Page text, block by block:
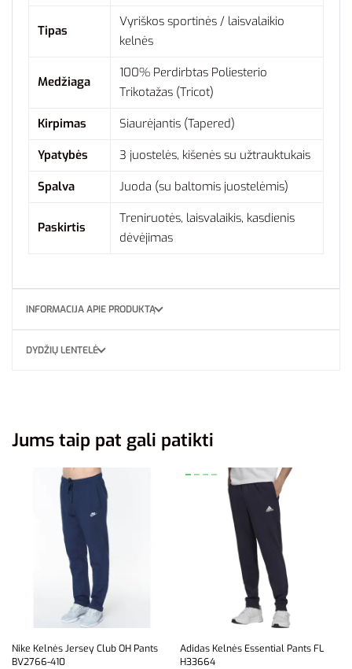
Tipas
Vyriškos sportinės / laisvalaikio
kelnės
Medžiaga
100% Perdirbtas Poliesterio
Trikotažas (Tricot)
Kirpimas
Siaurėjantis (Tapered)
Ypatybės
3 juostelės, kišenės su užtrauktukais
Spalva
Juoda (su baltomis juostelėmis)
Paskirtis
Treniruotės, laisvalaikis, kasdienis
dėvėjimas
INFORMACIJA APIE PRODUKTĄ
DYDŽIŲ LENTELĖ
Jums taip pat gali patikti
Nike Kelnės Jersey Club OH Pants
BV2766-410
Adidas Kelnės Essential Pants FL
H33664